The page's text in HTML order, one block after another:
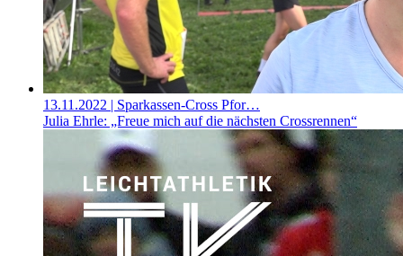
13.11.2022 | Sparkassen-Cross Pfor…
Julia Ehrle: „Freue mich auf die nächsten Crossrennen“